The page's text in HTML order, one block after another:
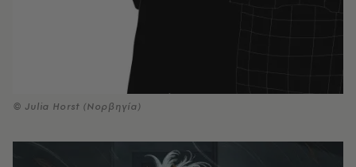
© Julia Horst (Νορβηγία)